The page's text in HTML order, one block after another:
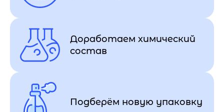
Доработаем химический
состав
Подберём новую упаковку